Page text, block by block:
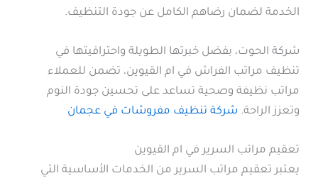
الخدمة لضمان رضاهم الكامل عن جودة التنظيف.
شركة الحوت، بفضل خبرتها الطويلة واحترافيتها في
تنظيف مراتب الفراش في ام القيوين، تضمن للعملاء
مراتب نظيفة وصحية تساعد على تحسين جودة النوم
وتعزز الراحة. شركة تنظيف مفروشات في عجمان
تعقيم مراتب السرير في ام القيوين
يعتبر تعقيم مراتب السرير من الخدمات الأساسية التي